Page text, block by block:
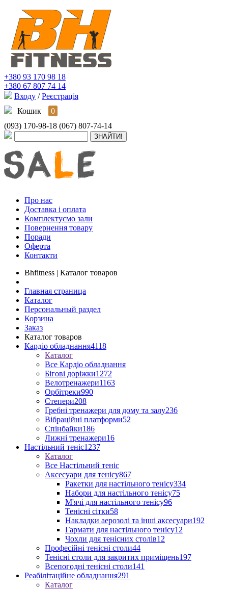
+380 93 170 98 18
+380 67 807 74 14
Входу / Реєстрація
Кошик
0
(093) 170-98-18 (067) 807-74-14
Про нас
Доставка і оплата
Комплектуємо зали
Повернення товару
Поради
Оферта
Контакти
Bhfitness | Каталог товаров
Главная страница
Каталог
Персональный раздел
Корзина
Заказ
Каталог товаров
Кардіо обладнання4118
Каталог
Все Кардіо обладнання
Бігові доріжки1272
Велотренажери1163
Орбітреки990
Степери208
Гребні тренажери для дому та залу236
Вібраційні платформи52
Спінбайки186
Лижні тренажери16
Настільний теніс1237
Каталог
Все Настільний теніс
Аксесуари для тенісу867
Ракетки для настільного тенісу334
Набори для настільного тенісу75
М'ячі для настільного тенісу96
Тенісні сітки58
Накладки аерозолі та інші аксесуари192
Гармати для настільного тенісу12
Чохли для тенісних столів12
Професійні тенісні столи44
Тенісні столи для закритих приміщень197
Всепогодні тенісні столи141
Реабілітаційне обладнання291
Каталог